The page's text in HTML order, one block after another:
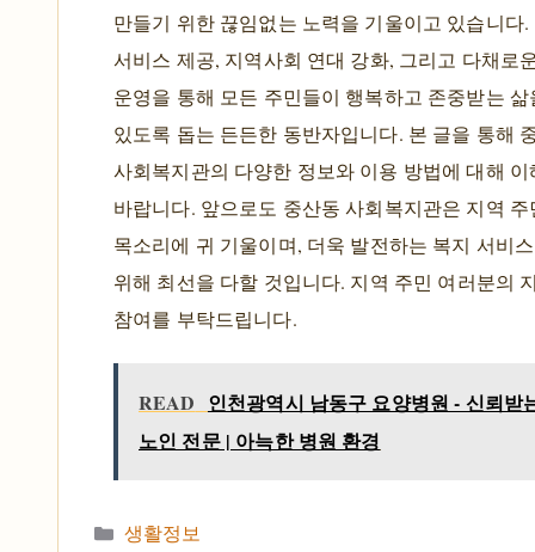
만들기 위한 끊임없는 노력을 기울이고 있습니다
서비스 제공, 지역사회 연대 강화, 그리고 다채로
운영을 통해 모든 주민들이 행복하고 존중받는
있도록 돕는 든든한 동반자입니다. 본 글을 통해
사회복지관의 다양한 정보와 이용 방법에 대해
바랍니다. 앞으로도 중산동 사회복지관은 지역 주
목소리에 귀 기울이며, 더욱 발전하는 복지 서비
위해 최선을 다할 것입니다. 지역 주민 여러분의
참여를 부탁드립니다.
READ 인천광역시 남동구 요양병원 - 신뢰받
노인 전문 | 아늑한 병원 환경
카테고리
생활정보